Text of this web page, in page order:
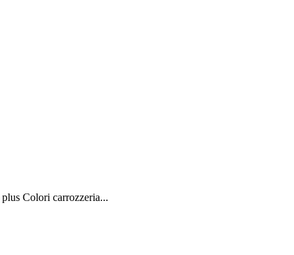
Colori carrozzeria...